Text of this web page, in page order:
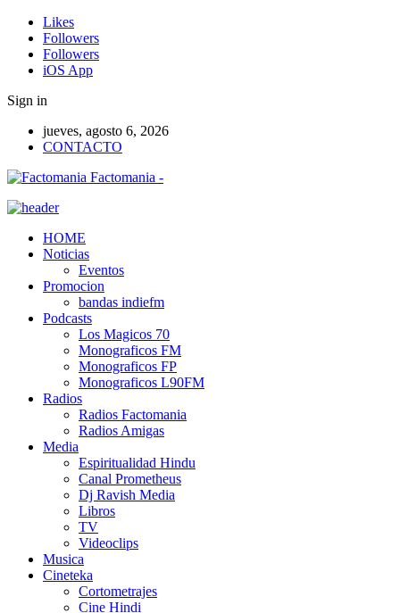
Likes
Followers
Followers
iOS App
Sign in
jueves, agosto 6, 2026
CONTACTO
Factomania -
HOME
Noticias
Eventos
Promocion
bandas indiefm
Podcasts
Los Magicos 70
Monograficos FM
Monograficos FP
Monograficos L90FM
Radios
Radios Factomania
Radios Amigas
Media
Espiritualidad Hindu
Canal Prometheus
Dj Ravish Media
Libros
TV
Videoclips
Musica
Cineteka
Cortometrajes
Cine Hindi